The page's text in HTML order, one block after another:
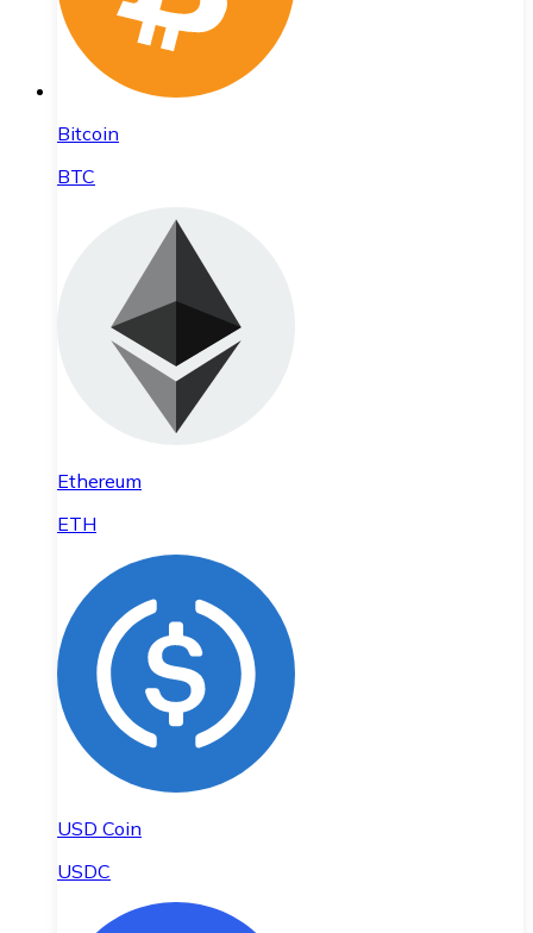
Bitcoin
BTC
Ethereum
ETH
USD Coin
USDC